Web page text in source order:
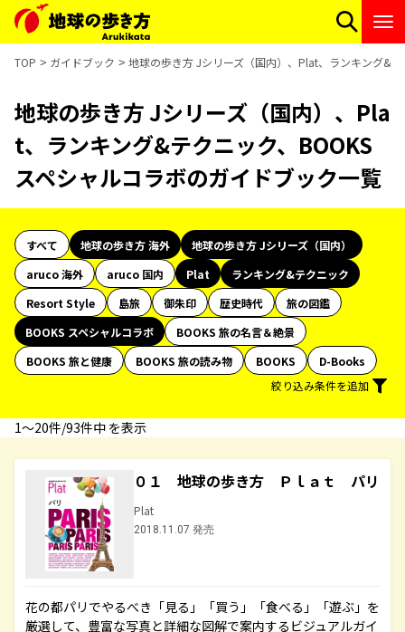
TOP ガイドブック 地球の歩き方 Jシリーズ（国内）、Plat、ランキング&
地球の歩き方 Jシリーズ（国内）、Pla
t、ランキング&テクニック、BOOKS
スペシャルコラボのガイドブック一覧
すべて 地球の歩き方 海外
地球の歩き方 Jシリーズ（国内）
aruco 海外
aruco 国内 Plat
ランキング&テクニック
Resort Style
島旅 御朱印 歴史時代
旅の図鑑
BOOKS スペシャルコラボ
BOOKS 旅の名言＆絶景
BOOKS 旅と健康
BOOKS 旅の読み物 BOOKS
D-Books
絞り込み条件を追加
1〜20件/93件中 を表示
０１ 地球の歩き方 Ｐｌａｔ パリ
Plat
2018.11.07 発売
花の都パリでやるべき「見る」「買う」「食べる」「遊ぶ」を
厳選して、豊富な写真と詳細な図解で案内するビジュアルガイ